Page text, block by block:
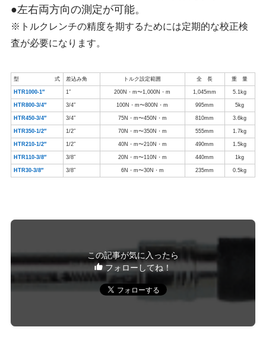
●左右両方向の測定が可能。
※トルクレンチの精度を期するためには定期的な校正検
査が必要になります。
型 式 差込み角 トルク設定範囲 全 長 重 量
HTR1000-1″ 1″ 200N・m〜1,000N・m 1,045mm 5.1kg
HTR800-3/4″ 3/4″ 100N・m〜800N・m 995mm 5kg
HTR450-3/4″ 3/4″ 75N・m〜450N・m 810mm 3.6kg
HTR350-1/2″ 1/2″ 70N・m〜350N・m 555mm 1.7kg
HTR210-1/2″ 1/2″ 40N・m〜210N・m 490mm 1.5kg
HTR110-3/8″ 3/8″ 20N・m〜110N・m 440mm 1kg
HTR30-3/8″ 3/8″ 6N・m〜30N・m 235mm 0.5kg
この記事が気に入ったら
フォローしてね！